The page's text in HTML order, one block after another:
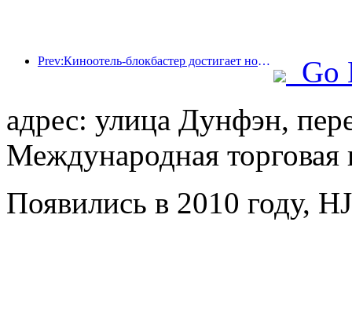
Prev:Киноотель-блокбастер достигает новых высот, занимая лидирующие позиции в сфере тематических отелей в кино
Go
адрес: улица Дунфэн,
Международная
Появились в 2010 году,